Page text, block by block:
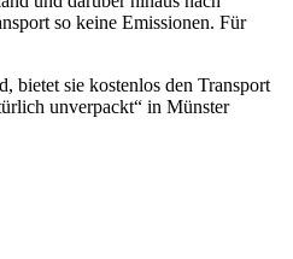
so keine Emissionen. Für
bietet sie kostenlos den Transport
unverpackt“ in Münster